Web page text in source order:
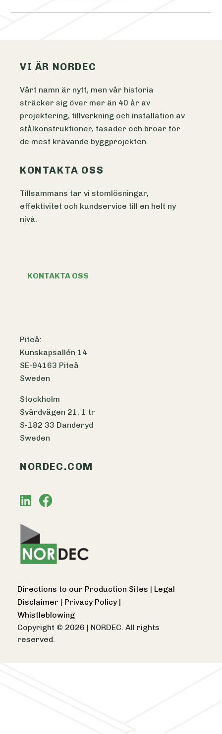
VI ÄR NORDEC
Vårt namn är nytt, men vår historia
sträcker sig över mer än 40 år av
projektering, tillverkning och installation av
stålkonstruktioner, fasader och broar för
de mest krävande byggprojekten.
KONTAKTA OSS
Tillsammans tar vi stomlösningar,
effektivitet och kundservice till en helt ny
nivå.
KONTAKTA OSS
Piteå:
Kunskapsallén 14
SE-94163 Piteå
Sweden
Stockholm
Svärdvägen 21, 1 tr
S-182 33 Danderyd
Sweden
NORDEC.COM
Directions to our Production Sites | Legal
Disclaimer | Privacy Policy |
Whistleblowing
Copyright © 2026 | NORDEC. All rights
reserved.